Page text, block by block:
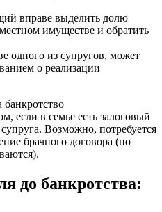
вправе выделить долю
имуществе и обратить
одного из супругов, может
о реализации
банкротство
если в семье есть залоговый
Возможно, потребуется
брачного договора (но
до банкротства: